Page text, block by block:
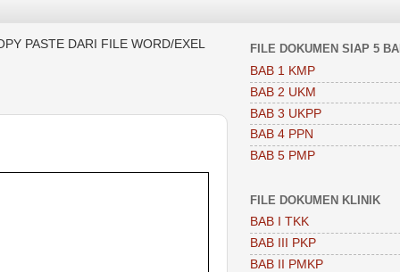
PASTE DARI FILE WORD/EXEL
FILE DOKUMEN SIAP 5
BAB 1 KMP
BAB 2 UKM
BAB 3 UKPP
BAB 4 PPN
BAB 5 PMP
FILE DOKUMEN KLINIK
BAB I TKK
BAB III PKP
BAB II PMKP